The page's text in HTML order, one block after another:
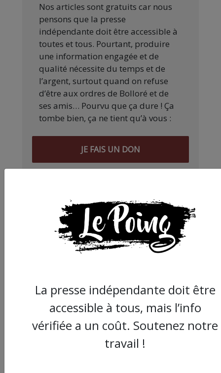
Nos articles sont gratuits car nous
pensons que la presse
indépendante doit être accessible à
toutes et tous. Pourtant, produire
une information engagée et de
qualité nécessite du temps et de
l’argent, surtout quand on refuse
d’être aux ordres de Bolloré et de
ses amis… Pourvu que ça dure ! Ça
tombe bien, ça ne tient qu’à vous :
JE FAIS UN DON
cet article :
ARTICLE SUIVANT :
La presse indépendante doit être
accessible à tous, mais l’info
vérifiée a un coût. Soutenez notre
travail !